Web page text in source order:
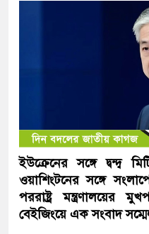
ইউক্রেনের সঙ্গে দ্বন্দ্ব
ওয়াশিংটনের সঙ্গে
পররাষ্ট্র মন্ত্রণালয়ের
বেইজিংয়ে এক সংবাদ